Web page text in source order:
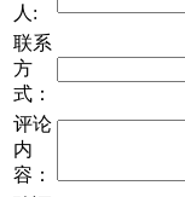
人:
联系
方
式：
评论
内
容：